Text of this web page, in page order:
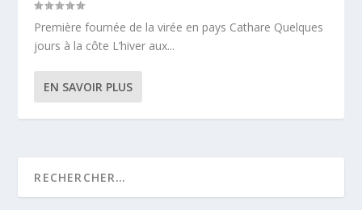
Première fournée de la virée en pays Cathare Quelques
jours à la côte L’hiver aux...
EN SAVOIR PLUS